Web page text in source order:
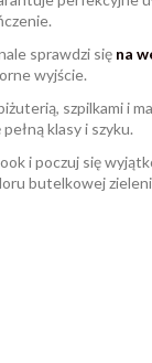
sprawdzi się na
wyjście.
szpilkami i
klasy i szyku.
i poczuj się
butelkowej